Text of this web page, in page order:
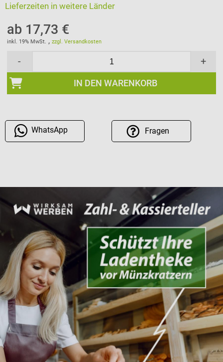
Lieferzeiten in weitere Länder
ab 17,73 €
inkl. 19% MwSt. ,zzgl. Versandkosten
- +
IN DEN WARENKORB
WhatsApp Fragen